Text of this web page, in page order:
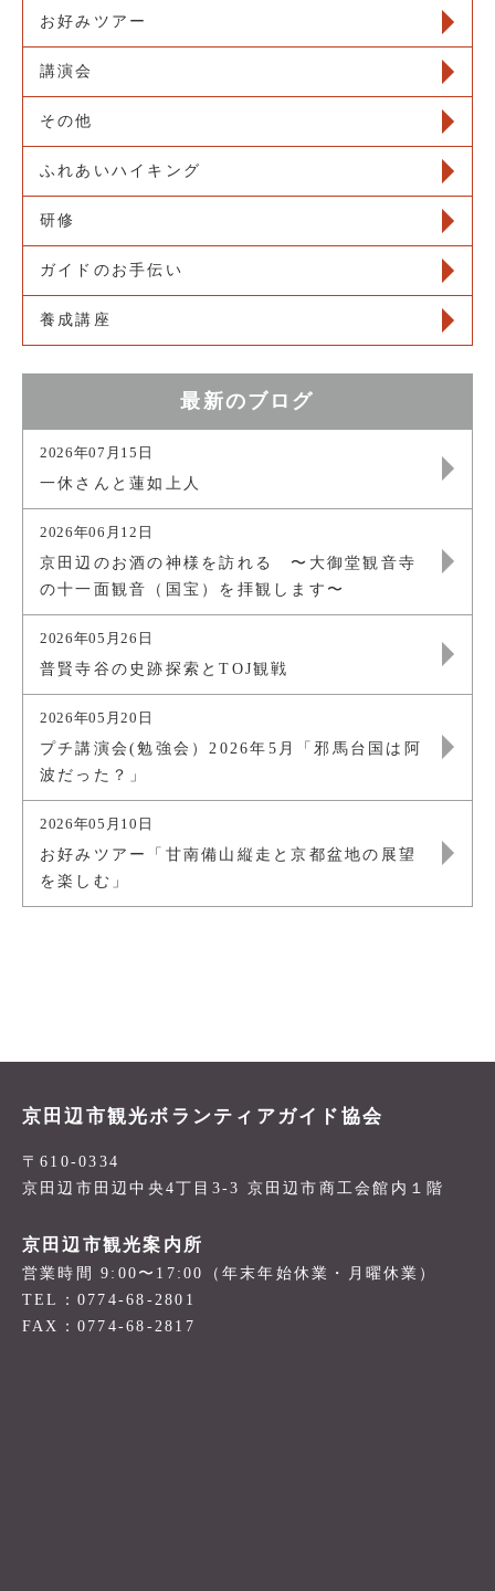
お好みツアー
講演会
その他
ふれあいハイキング
研修
ガイドのお手伝い
養成講座
最新のブログ
2026年07月15日
一休さんと蓮如上人
2026年06月12日
京田辺のお酒の神様を訪れる 〜大御堂観音寺
の十一面観音（国宝）を拝観します〜
2026年05月26日
普賢寺谷の史跡探索とTOJ観戦
2026年05月20日
プチ講演会(勉強会）2026年5月「邪馬台国は阿
波だった？」
2026年05月10日
お好みツアー「甘南備山縦走と京都盆地の展望
を楽しむ」
京田辺市観光ボランティアガイド協会
〒610-0334
京田辺市田辺中央4丁目3-3 京田辺市商工会館内１階
京田辺市観光案内所
営業時間 9:00〜17:00（年末年始休業・月曜休業）
TEL：0774-68-2801
FAX：0774-68-2817